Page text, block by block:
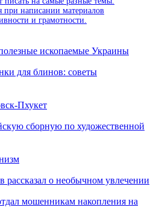
при написании материалов
и грамотности.
ископаемые Украины
для блинов: советы
Пхукет
сборную по художественной
о необычном увлечении
мошенникам накопления на